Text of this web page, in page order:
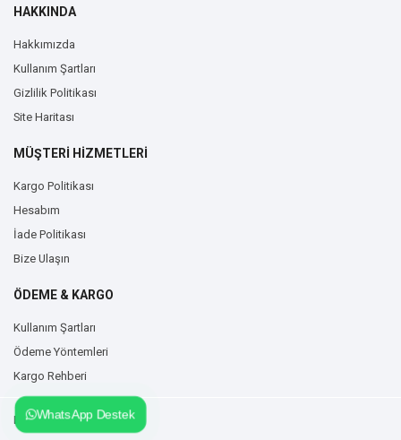
HAKKINDA
Hakkımızda
Kullanım Şartları
Gizlilik Politikası
Site Haritası
MÜŞTERİ HİZMETLERİ
Kargo Politikası
Hesabım
İade Politikası
Bize Ulaşın
ÖDEME & KARGO
Kullanım Şartları
Ödeme Yöntemleri
Kargo Rehberi
Duvarzemin.com © 2026
WhatsApp Destek